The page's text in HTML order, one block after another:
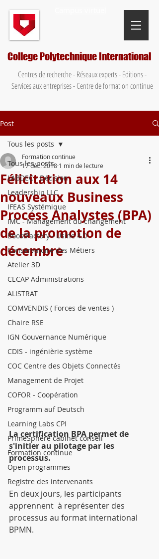
College Polytechnique International
Centres de recherche - Réseaux experts - Editions -
Services aux entreprises - Centre de formation continue
Post
Tous les posts
LABDEC - Décision
Leadership LLC
IFEAS Systémique
IMC - Management du changement
BoostFactory - Usine 4.0
Conservatoire des Métiers
Atelier 3D
CECAP Administrations
ALISTRAT
COMVENDIS ( Forces de ventes )
Chaire RSE
IGN Gouvernance Numérique
CDIS - ingénièrie système
COC Centre des Objets Connectés
Management de Projet
COFOR - Coopération
Programm auf Deutsch
Learning Labs CPI
PrimeSphère cabinet conseil
Formation continue
Open programmes
Registre des intervenants
Tous les posts
Félicitation aux 14
nouveaux Business
Process Analystes (BPA)
de la promotion de
décembre
Formation continue
17 déc. 2018 1 min de lecture
La certification BPA permet de
s'initier au pilotage par les
processus.
En deux jours, les participants
apprennent  à représenter des
processus au format international
BPMN.